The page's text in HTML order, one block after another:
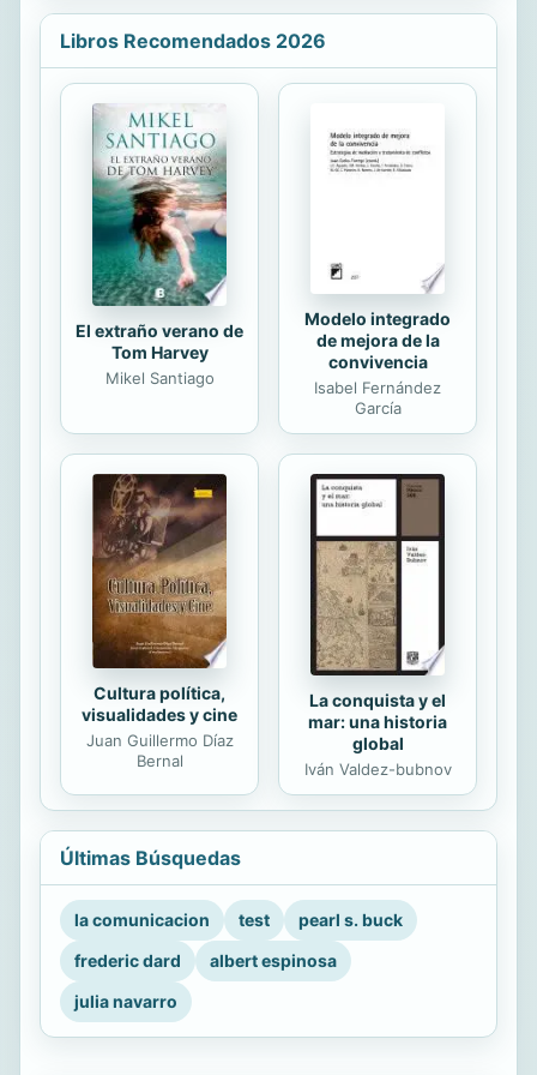
nuevos conceptos en la literatura
internacional: vivir transnacional,
comunidad transnacional, familia
transnacional, transmigrante, red
transnacional, etc. Las
investigaciones en esta temática
dejan claro que los patrones
transnacionales entre los migrantes
adoptan muchas formas en los
ámbitos socioculturales,...
Libros Recomendados 2026
El extraño verano de
Tom Harvey
Mikel Santiago
Modelo integrado
de mejora de la
convivencia
Isabel Fernández
García
Cultura política,
visualidades y cine
Juan Guillermo Díaz
Bernal
La conquista y el
mar: una historia
global
Iván Valdez-bubnov
Últimas Búsquedas
la comunicacion test
pearl s. buck
frederic dard
albert espinosa
julia navarro